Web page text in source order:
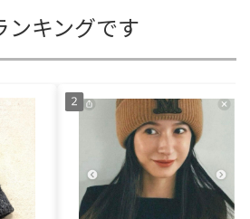
ンキングです